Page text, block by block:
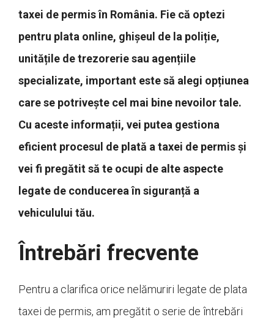
taxei de permis în România. Fie că optezi
pentru plata online, ghișeul de la poliție,
unitățile de trezorerie sau agențiile
specializate, important este să alegi opțiunea
care se potrivește cel mai bine nevoilor tale.
Cu aceste informații, vei putea gestiona
eficient procesul de plată a taxei de permis și
vei fi pregătit să te ocupi de alte aspecte
legate de conducerea în siguranță a
vehiculului tău.
Întrebări frecvente
Pentru a clarifica orice nelămuriri legate de plata
taxei de permis, am pregătit o serie de întrebări